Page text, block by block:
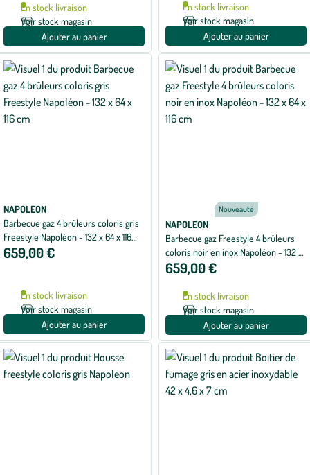
En stock livraison
Voir stock magasin
Ajouter au panier
En stock livraison
Voir stock magasin
Ajouter au panier
NAPOLEON
Barbecue gaz 4 brûleurs coloris gris
Freestyle Napoléon - 132 x 64 x 116
cm
659,00 €
En stock livraison
Voir stock magasin
Ajouter au panier
Nouveauté
NAPOLEON
Barbecue gaz Freestyle 4 brûleurs
coloris noir en inox Napoléon - 132 x
64 x 116 cm
659,00 €
En stock livraison
Voir stock magasin
Ajouter au panier